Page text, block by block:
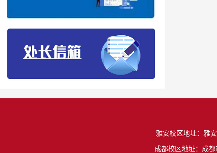
雅安校区地址：雅
成都校区地址：成都